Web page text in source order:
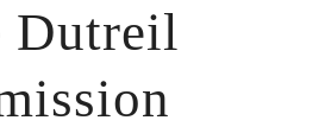
Dutreil